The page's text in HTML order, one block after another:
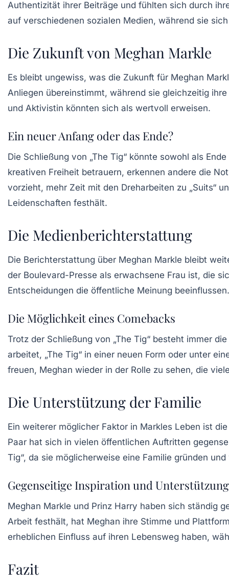
Authentizität ihrer Beiträge und fühlten sich durch
auf verschiedenen sozialen Medien, während sie
Die Zukunft von Meghan Markle
Es bleibt ungewiss, was die Zukunft für Meghan
Anliegen übereinstimmt, während sie gleichzeitig
und Aktivistin könnten sich als wertvoll erweisen.
Ein neuer Anfang oder das Ende?
Die Schließung von „The Tig“ könnte sowohl als
kreativen Freiheit betrauern, erkennen andere die
vorzieht, mehr Zeit mit den Dreharbeiten zu „Suits“
Leidenschaften festhält.
Die Medienberichterstattung
Die Berichterstattung über Meghan Markle bleibt
der Boulevard-Presse als erwachsene Frau ist, die
Entscheidungen die öffentliche Meinung beeinflussen.
Die Möglichkeit eines Comebacks
Trotz der Schließung von „The Tig“ besteht immer
arbeitet, „The Tig“ in einer neuen Form oder unter
freuen, Meghan wieder in der Rolle zu sehen, die
Die Unterstützung der Familie
Ein weiterer möglicher Faktor in Markles Leben ist
Paar hat sich in vielen öffentlichen Auftritten
Tig“, da sie möglicherweise eine Familie gründen
Gegenseitige Inspiration und Unterstützung
Meghan Markle und Prinz Harry haben sich ständig
Arbeit festhält, hat Meghan ihre Stimme und
erheblichen Einfluss auf ihren Lebensweg haben,
Fazit